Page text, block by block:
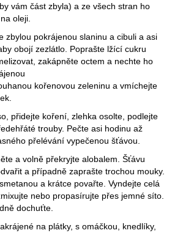
vám část zbyla) a ze všech stran ho
oleji.
zbylou pokrájenou slaninu a cibuli a asi
obojí zezlátlo. Poprašte lžící cukru
zakápněte octem a nechte ho
kořenovou zeleninu a vmíchejte
přidejte koření, zlehka osolte, podlejte
trouby. Pečte asi hodinu až
přelévání vypečenou šťávou.
a volně překryjte alobalem. Šťávu
a případně zaprašte trochou mouky.
a krátce povařte. Vyndejte celá
nebo propasírujte přes jemné síto.
dochuťte.
na plátky, s omáčkou, knedlíky,